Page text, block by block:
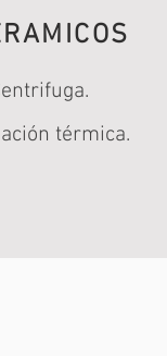
térmica.